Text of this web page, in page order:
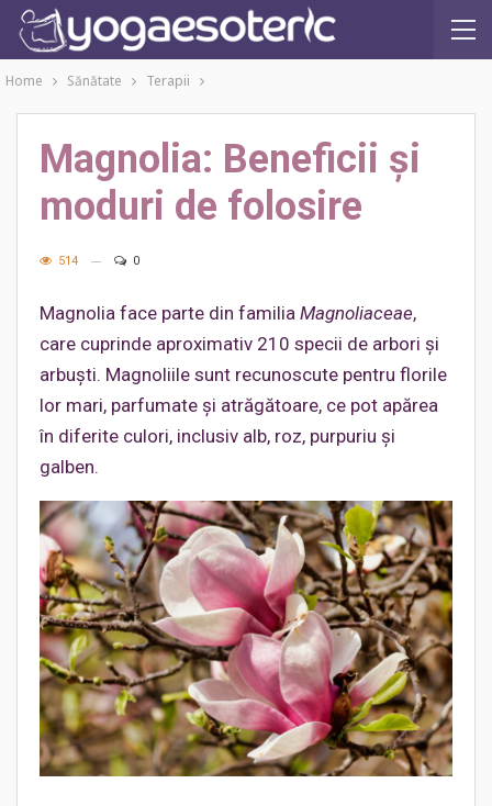
Home Sănătate Terapii
Magnolia: Beneficii și
moduri de folosire
514 0
Magnolia face parte din familia Magnoliaceae,
care cuprinde aproximativ 210 specii de arbori şi
arbuşti. Magnoliile sunt recunoscute pentru florile
lor mari, parfumate şi atrăgătoare, ce pot apărea
în diferite culori, inclusiv alb, roz, purpuriu şi
galben.